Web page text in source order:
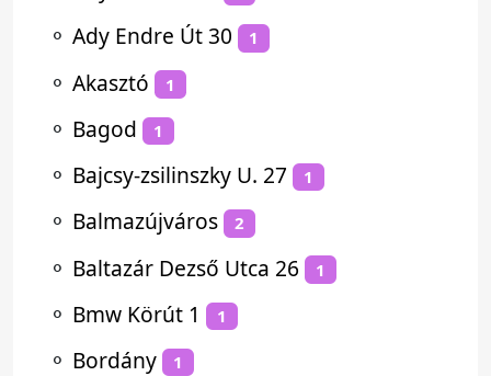
⚬ Ady Endre Út 30 1
⚬ Akasztó 1
⚬ Bagod 1
⚬ Bajcsy-zsilinszky U. 27 1
⚬ Balmazújváros 2
⚬ Baltazár Dezső Utca 26 1
⚬ Bmw Körút 1 1
⚬ Bordány 1